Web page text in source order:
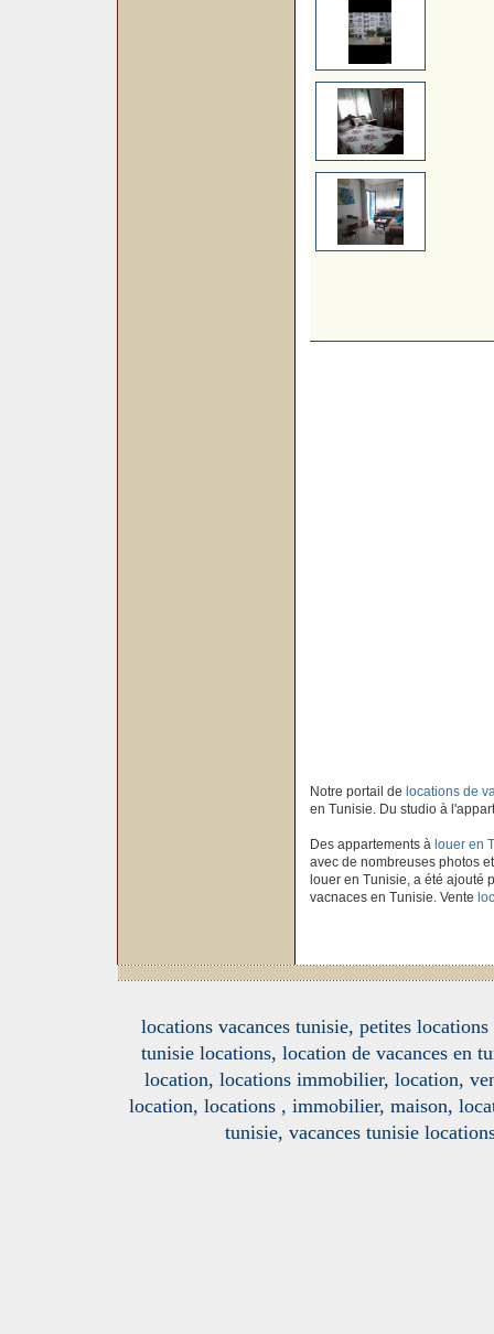
Notre portail de locations de
en Tunisie. Du studio à
Des appartements à louer en
avec de nombreuses photos
louer en Tunisie, a été ajouté
vacnaces en Tunisie. Vente
locations vacances tunisie, petites
tunisie locations, location de vacances en
location, locations immobilier, location,
location, locations , immobilier, maison,
tunisie, vacances tunisie